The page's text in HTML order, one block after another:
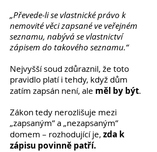
„Převede-li se vlastnické právo k
nemovité věci zapsané ve veřejném
seznamu, nabývá se vlastnictví
zápisem do takového seznamu.“
Nejvyšší soud zdůraznil, že toto
pravidlo platí i tehdy, když dům
zatím zapsán není, ale měl by být.
Zákon tedy nerozlišuje mezi
„zapsaným“ a „nezapsaným“
domem – rozhodující je, zda k
zápisu povinně patří.